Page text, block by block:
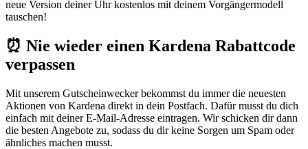
neue Version deiner Uhr kostenlos mit deinem Vorgängermodell
tauschen!
⏰ Nie wieder einen Kardena Rabattcode
verpassen
Mit unserem Gutscheinweckerbekommst du immer die neuesten
Aktionen von Kardena direkt in dein Postfach. Dafür musst du dich
einfach mit deiner E-Mail-Adresse eintragen. Wir schicken dir dann
die besten Angebote zu, sodass du dir keine Sorgen um Spam oder
ähnliches machen musst.